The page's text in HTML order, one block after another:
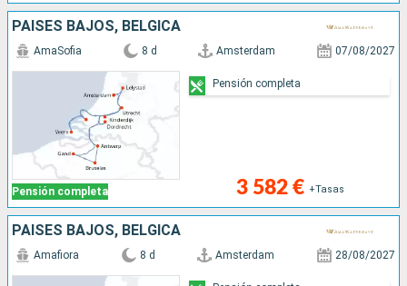
PAISES BAJOS, BÉLGICA
Pensión completa
AmaSofia 8 d Amsterdam 07/08/2027
3 582 € +Tasas
Pensión completa
PAISES BAJOS, BÉLGICA
Amafiora 8 d Amsterdam 28/08/2027